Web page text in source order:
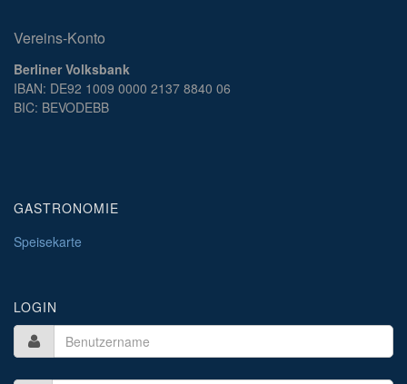
Vereins-Konto
Berliner Volksbank
IBAN: DE92 1009 0000 2137 8840 06
BIC: BEVODEBB
GASTRONOMIE
Speisekarte
LOGIN